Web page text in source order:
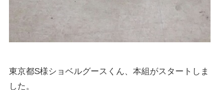
東京都S様ショベルグースくん、本組がスタートしま
した。